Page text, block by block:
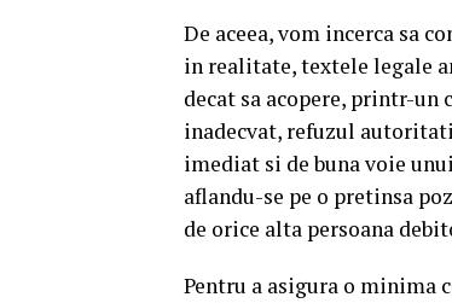
De aceea, vom incerca sa
in realitate, textele legale
decat sa acopere, printr-
inadecvat, refuzul
imediat si de buna voie
aflandu-se pe o pretinsa
de orice alta persoana
Pentru a asigura o minima